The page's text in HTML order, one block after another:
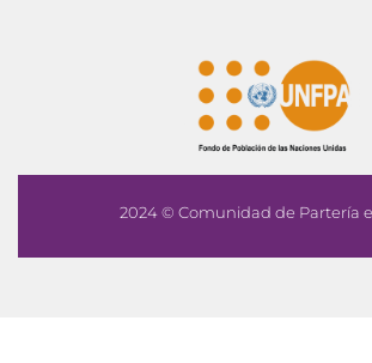
2024 © Comunidad de Partería